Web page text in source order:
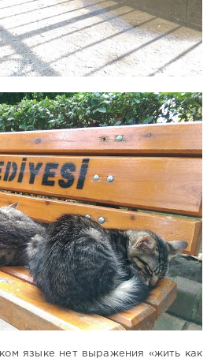
языке нет выражения «жить как